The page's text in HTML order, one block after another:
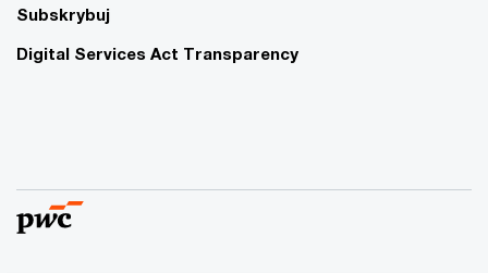
Subskrybuj
Digital Services Act Transparency